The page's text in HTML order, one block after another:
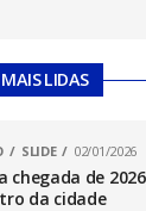
MAIS LIDAS
SLIDE 02/01/2026
chegada de
da cidade